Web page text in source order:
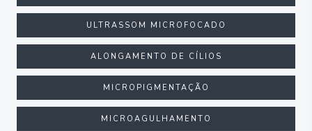
ULTRASSOM MICROFOCADO
ALONGAMENTO DE CÍLIOS
MICROPIGMENTAÇÃO
MICROAGULHAMENTO